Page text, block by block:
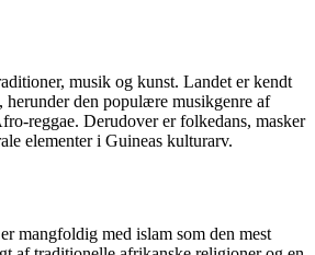
musik og kunst. Landet er kendt
den populære musikgenre af
reggae. Derudover er folkedans, masker
elementer i Guineas kulturarv.
mangfoldig med islam som den mest